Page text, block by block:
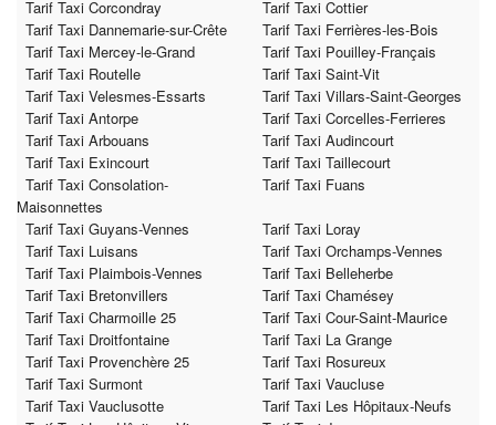
Tarif Taxi Corcondray
Tarif Taxi Cottier
Tarif Taxi Dannemarie-sur-Crête
Tarif Taxi Ferrières-les-Bois
Tarif Taxi Mercey-le-Grand
Tarif Taxi Pouilley-Français
Tarif Taxi Routelle
Tarif Taxi Saint-Vit
Tarif Taxi Velesmes-Essarts
Tarif Taxi Villars-Saint-Georges
Tarif Taxi Antorpe
Tarif Taxi Corcelles-Ferrieres
Tarif Taxi Arbouans
Tarif Taxi Audincourt
Tarif Taxi Exincourt
Tarif Taxi Taillecourt
Tarif Taxi Consolation-
Maisonnettes
Tarif Taxi Fuans
Tarif Taxi Guyans-Vennes
Tarif Taxi Loray
Tarif Taxi Luisans
Tarif Taxi Orchamps-Vennes
Tarif Taxi Plaimbois-Vennes
Tarif Taxi Belleherbe
Tarif Taxi Bretonvillers
Tarif Taxi Chamésey
Tarif Taxi Charmoille 25
Tarif Taxi Cour-Saint-Maurice
Tarif Taxi Droitfontaine
Tarif Taxi La Grange
Tarif Taxi Provenchère 25
Tarif Taxi Rosureux
Tarif Taxi Surmont
Tarif Taxi Vaucluse
Tarif Taxi Vauclusotte
Tarif Taxi Les Hôpitaux-Neufs